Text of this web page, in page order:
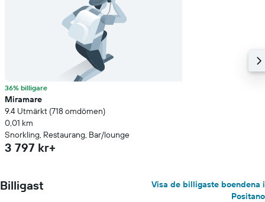
36% billigare
Miramare
9.4 Utmärkt (718 omdömen)
0,01 km
Snorkling, Restaurang, Bar/lounge
3 797 kr+
Billigast
Visa de billigaste boendena i
Positano